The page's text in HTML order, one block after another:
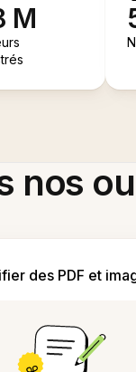
M
nos
des PDF et